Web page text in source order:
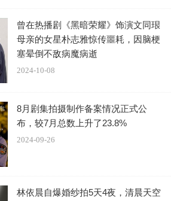
理、姜爱信、李大卫、T.O.P（崔胜
等全明星阵容。
曾在热播剧《黑暗荣耀》饰演文同珢
母亲的女星朴志雅惊传噩耗，因脑梗
塞晕倒不敌病魔病逝
2024-10-08
8月剧集拍摄制作备案情况正式公
布，较7月总数上升了23.8%
2024-09-26
林依晨自爆婚纱拍5天4夜，清晨天空